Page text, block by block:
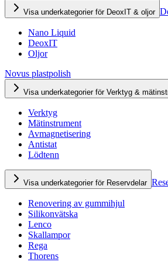
Visa underkategorier för DeoxIT & oljor
Nano Liquid
DeoxIT
Oljor
Novus plastpolish
Visa underkategorier för Verktyg &
Verktyg
Mätinstrument
Avmagnetisering
Antistat
Lödtenn
Visa underkategorier för Reservdelar
Renovering av gummihjul
Silikonvätska
Lenco
Skallampor
Rega
Thorens